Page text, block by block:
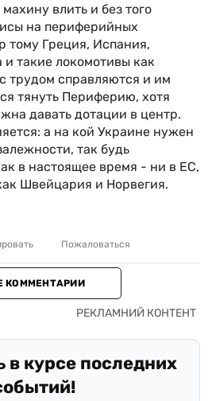
влить и без того
на периферийных
тому Греция, Испания,
и такие локомотивы как
трудом справляются и им
тянуть Периферию, хотя
давать дотации в центр.
а на кой Украине нужен
так будь
в настоящее время - ни в ЕС,
Швейцария и Норвегия.
Пожаловаться
КОММЕНТАРИИ
в курсе последних